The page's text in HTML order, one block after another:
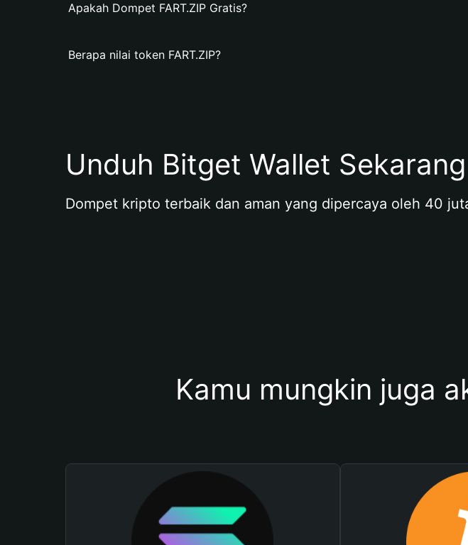
Apakah Dompet FART.ZIP Gratis?
Berapa nilai token FART.ZIP?
Unduh Bitget Wallet Sekarang
Dompet kripto terbaik dan aman yang dipercaya oleh 40
Kamu mungkin juga